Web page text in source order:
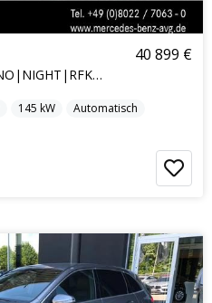
GLC 200 4M LED|MBUX|PANO|NIGHT|RFK|CarPlay|19"
40 899 €
145 kW
Automatisch